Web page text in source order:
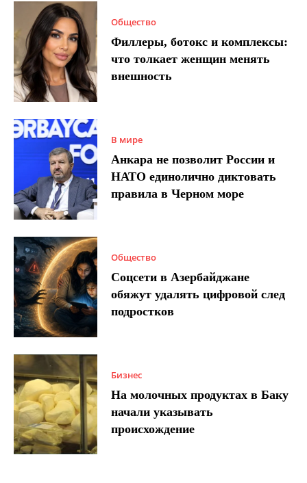
Общество
Филлеры, ботокс и комплексы:
что толкает женщин менять
внешность
В мире
Анкара не позволит России и
НАТО единолично диктовать
правила в Черном море
Общество
Соцсети в Азербайджане
обяжут удалять цифровой след
подростков
Бизнес
На молочных продуктах в Баку
начали указывать
происхождение